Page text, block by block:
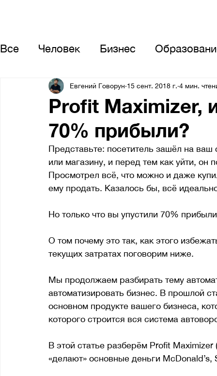
Все Человек Бизнес
Новости The GAME
Profit Maximizer,
70% прибыли?
Евгений Говорун 15 сент. 2018 г. 4 мин.
Представьте: посетитель зашёл на
или магазину, и перед тем как уйти,
Просмотрел всё, что можно и даже
ему продать. Казалось бы, всё
Но только что вы упустили 70%
О том почему это так, как этого
текущих затратах поговорим ниже.
Мы продолжаем разбирать тему
автоматизировать бизнес. В прошлой
основном продукте вашего бизнеса,
которого строится вся система
В этой статье разберём Profit
«делают» основные деньги